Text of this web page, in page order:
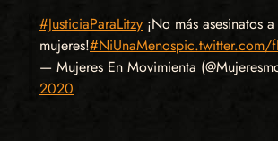
#JusticiaParaLitzy ¡No más asesinatos a
mujeres!#NiUnaMenospic.twitter.com/
— Mujeres En Movimienta
2020